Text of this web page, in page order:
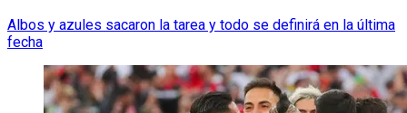
Albos y azules sacaron la tarea y todo se definirá en la última
fecha